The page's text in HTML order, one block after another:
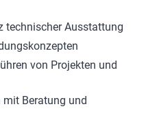
technischer Ausstattung
von Projekten und
Beratung und